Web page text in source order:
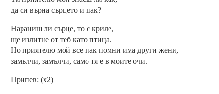
да си върна сърцето и пак?
Нараниш ли сърце, то с криле,
ще излитне от теб като птица.
Но приятелю мой все пак помни има други жени,
замълчи, замълчи, само тя е в моите очи.
Припев: (x2)